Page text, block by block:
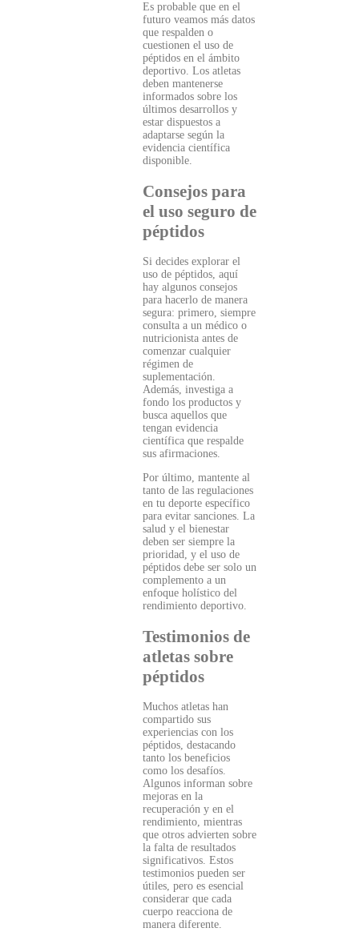
Es probable que en el
futuro veamos más datos
que respalden o
cuestionen el uso de
péptidos en el ámbito
deportivo. Los atletas
deben mantenerse
informados sobre los
últimos desarrollos y
estar dispuestos a
adaptarse según la
evidencia científica
disponible.
Consejos para
el uso seguro de
péptidos
Si decides explorar el
uso de péptidos, aquí
hay algunos consejos
para hacerlo de manera
segura: primero, siempre
consulta a un médico o
nutricionista antes de
comenzar cualquier
régimen de
suplementación.
Además, investiga a
fondo los productos y
busca aquellos que
tengan evidencia
científica que respalde
sus afirmaciones.
Por último, mantente al
tanto de las regulaciones
en tu deporte específico
para evitar sanciones. La
salud y el bienestar
deben ser siempre la
prioridad, y el uso de
péptidos debe ser solo un
complemento a un
enfoque holístico del
rendimiento deportivo.
Testimonios de
atletas sobre
péptidos
Muchos atletas han
compartido sus
experiencias con los
péptidos, destacando
tanto los beneficios
como los desafíos.
Algunos informan sobre
mejoras en la
recuperación y en el
rendimiento, mientras
que otros advierten sobre
la falta de resultados
significativos. Estos
testimonios pueden ser
útiles, pero es esencial
considerar que cada
cuerpo reacciona de
manera diferente.